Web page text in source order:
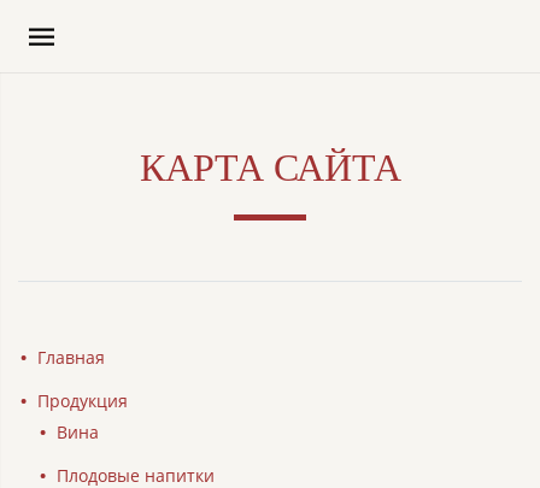
КАРТА САЙТА
Главная
Продукция
Вина
Плодовые напитки